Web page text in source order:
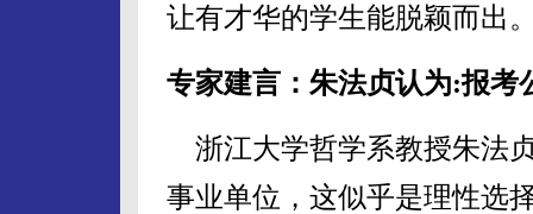
让有才华的学生能脱颖而出
专家建言：朱法贞认为:报考
浙江大学哲学系教授朱法
事业单位，这似乎是理性选